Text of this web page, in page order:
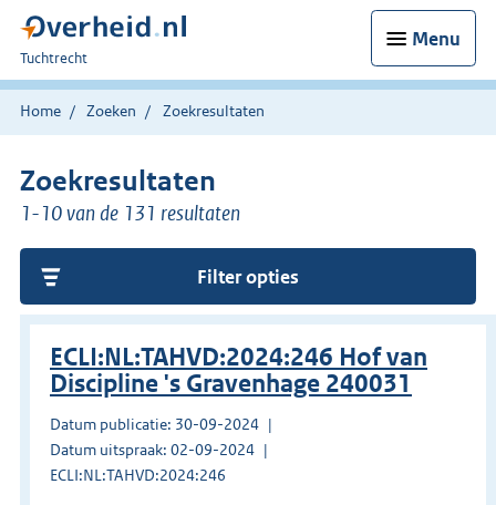
Menu
U
bent
hier:
Tuchtrecht
Home Zoeken Zoekresultaten
Zoekresultaten
1-10 van de 131 resultaten
Filter opties
ECLI:NL:TAHVD:2024:246 Hof van
Discipline 's Gravenhage 240031
Datum publicatie: 30-09-2024
Datum uitspraak: 02-09-2024
ECLI:NL:TAHVD:2024:246